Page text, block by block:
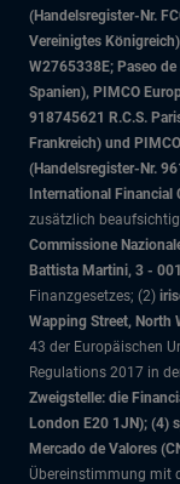
(Handelsregister-Nr.
Vereinigtes
W2765338E; Paseo
Spanien), PIMCO
918745621 R.C.S.
Frankreich) und
(Handelsregister-Nr.
International Financial
zusätzlich
Commissione
Battista Martini, 3 -
Finanzgesetzes; (2)
Wapping Street, North
43 der Europäischen
Regulations 2017 in
Zweigstelle: die
London E20 1JN); (4)
Mercado de Valores
Übereinstimmung mit